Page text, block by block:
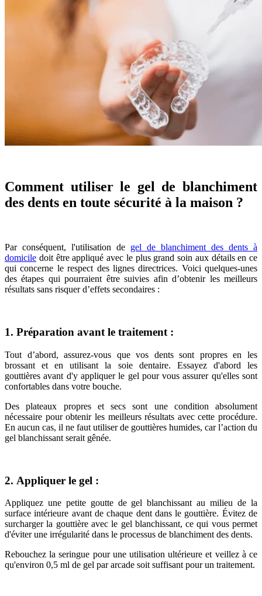
Comment utiliser le gel de blanchiment
des dents en toute sécurité à la maison ?
Par conséquent, l'utilisation de gel de blanchiment des dents à
domicile doit être appliqué avec le plus grand soin aux détails en ce
qui concerne le respect des lignes directrices. Voici quelques-unes
des étapes qui pourraient être suivies afin d’obtenir les meilleurs
résultats sans risquer d’effets secondaires :
1. Préparation avant le traitement :
Tout d’abord, assurez-vous que vos dents sont propres en les
brossant et en utilisant la soie dentaire. Essayez d'abord les
gouttières avant d'y appliquer le gel pour vous assurer qu'elles sont
confortables dans votre bouche.
Des plateaux propres et secs sont une condition absolument
nécessaire pour obtenir les meilleurs résultats avec cette procédure.
En aucun cas, il ne faut utiliser de gouttières humides, car l’action du
gel blanchissant serait gênée.
2. Appliquer le gel :
Appliquez une petite goutte de gel blanchissant au milieu de la
surface intérieure avant de chaque dent dans le gouttière. Évitez de
surcharger la gouttière avec le gel blanchissant, ce qui vous permet
d'éviter une irrégularité dans le processus de blanchiment des dents.
Rebouchez la seringue pour une utilisation ultérieure et veillez à ce
qu'environ 0,5 ml de gel par arcade soit suffisant pour un traitement.